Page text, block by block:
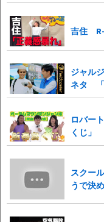
吉住 R-
ジャル
ネタ 「
ロバー
くじ」
スクー
うで決